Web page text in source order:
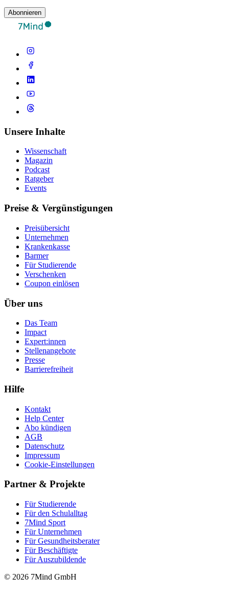
Abonnieren
Unsere Inhalte
Wissenschaft
Magazin
Podcast
Ratgeber
Events
Preise & Vergünstigungen
Preisübersicht
Unternehmen
Krankenkasse
Barmer
Für Studierende
Ver­schen­ken
Coupon einlösen
Über uns
Das Team
Impact
Expert:innen
Stellenangebote
Presse
Barrierefreiheit
Hilfe
Kontakt
Help Center
Abo kündigen
AGB
Datenschutz
Impressum
Cookie-Einstellungen
Partner & Projekte
Für Stu­die­rende
Für den Schulalltag
7Mind Sport
Für Unter­neh­men
Für Gesund­heits­be­ra­ter
Für Beschäftigte
Für Auszubildende
© 2026 7Mind GmbH